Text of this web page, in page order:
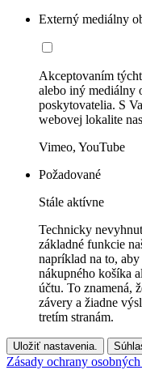
Externý mediálny
Akceptovaním
alebo iný mediálny
poskytovatelia. S
webovej lokalite
Vimeo, YouTube
Požadované
Stále aktívne
Technicky
základné funkcie
napríklad na to,
nákupného košíka
účtu. To znamená,
závery a žiadne
tretím stranám.
Uložiť nastavenia.
Zásady ochrany